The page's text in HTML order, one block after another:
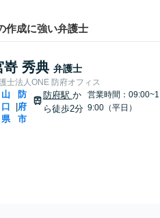
作成に強い弁護士
嵜 秀典 弁護士
士法人ONE 防府オフィス
山
口
県
防
府
市
防府駅 か
ら徒歩2分
営業時間：09:00~1
9:00（平日）